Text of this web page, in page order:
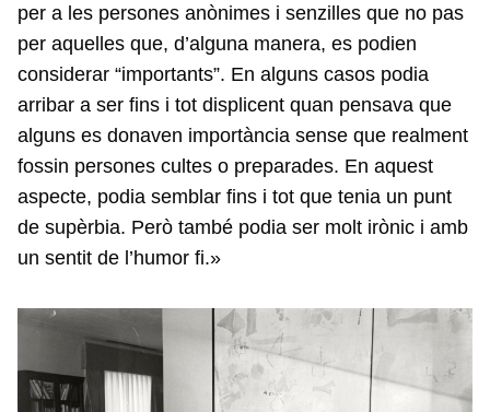
per a les persones anònimes i senzilles que no pas
per aquelles que, d’alguna manera, es podien
considerar “importants”. En alguns casos podia
arribar a ser fins i tot displicent quan pensava que
alguns es donaven importància sense que realment
fossin persones cultes o preparades. En aquest
aspecte, podia semblar fins i tot que tenia un punt
de supèrbia. Però també podia ser molt irònic i amb
un sentit de l’humor fi.»